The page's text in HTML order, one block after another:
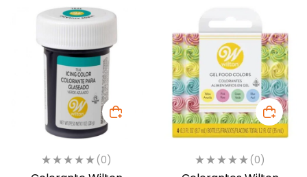
(0) (0)